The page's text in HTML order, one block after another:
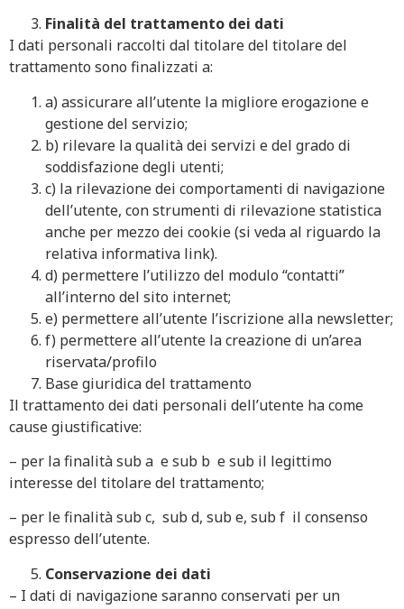
Finalità del trattamento dei dati
I dati personali raccolti dal titolare del titolare del
trattamento sono finalizzati a:
a) assicurare all’utente la migliore erogazione e
gestione del servizio;
b) rilevare la qualità dei servizi e del grado di
soddisfazione degli utenti;
c) la rilevazione dei comportamenti di navigazione
dell’utente, con strumenti di rilevazione statistica
anche per mezzo dei cookie (si veda al riguardo la
relativa informativa link).
d) permettere l’utilizzo del modulo “contatti”
all’interno del sito internet;
e) permettere all’utente l’iscrizione alla newsletter;
f) permettere all’utente la creazione di un’area
riservata/profilo
Base giuridica del trattamento
Il trattamento dei dati personali dell’utente ha come
cause giustificative:
– per la finalità sub a e sub b e sub il legittimo
interesse del titolare del trattamento;
– per le finalità sub c, sub d, sub e, sub f il consenso
espresso dell’utente.
Conservazione dei dati
– I dati di navigazione saranno conservati per un